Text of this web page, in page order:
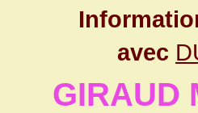
avec
GIRAUD